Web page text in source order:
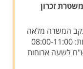
זכרון
המשרה מלאה
בימים: א'-ה' - כולל ימי שישי בין השעות: 08:00-11:00
07:00-15:00 שכר - 40 ש"ח לשעה ארוחות